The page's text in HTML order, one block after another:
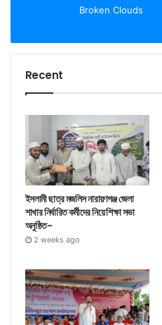
Broken Clouds
Recent
ইসলামী ছাত্র মজলিস নারায়ণগঞ্জ জেলা
শাখার নির্ধারিত কর্মীদের নিয়ে শিক্ষা সভা
অনুষ্ঠিত-
2 weeks ago